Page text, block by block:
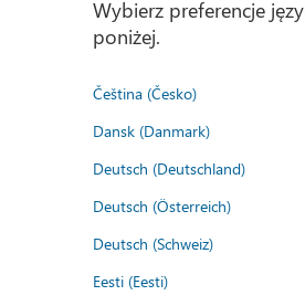
Wybierz preferencje
poniżej.
Čeština (Česko)
Dansk (Danmark)
Deutsch (Deutschland)
Deutsch (Österreich)
Deutsch (Schweiz)
Eesti (Eesti)